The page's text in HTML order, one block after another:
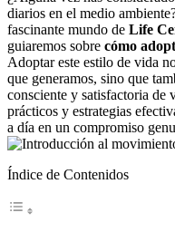
diarios en el medio
fascinante mundo de Life
guiaremos sobre cómo
Adoptar este estilo de vida
que generamos, sino que
consciente y satisfactoria de
prácticos y estrategias
a día en un compromiso
Índice de Contenidos